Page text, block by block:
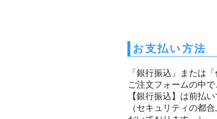
お支払い方法
「銀行振込」または
ご注文フォームの中
【銀行振込】は前払
（セキュリティの都